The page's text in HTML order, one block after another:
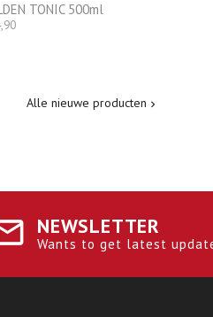
TONIC 500ml
Prijs
Alle nieuwe producten 
NEWSLETTER
Wants to get latest